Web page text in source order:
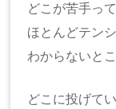
どこが苦手っ
ほとんどテン
わからないとこ
どこに投げて